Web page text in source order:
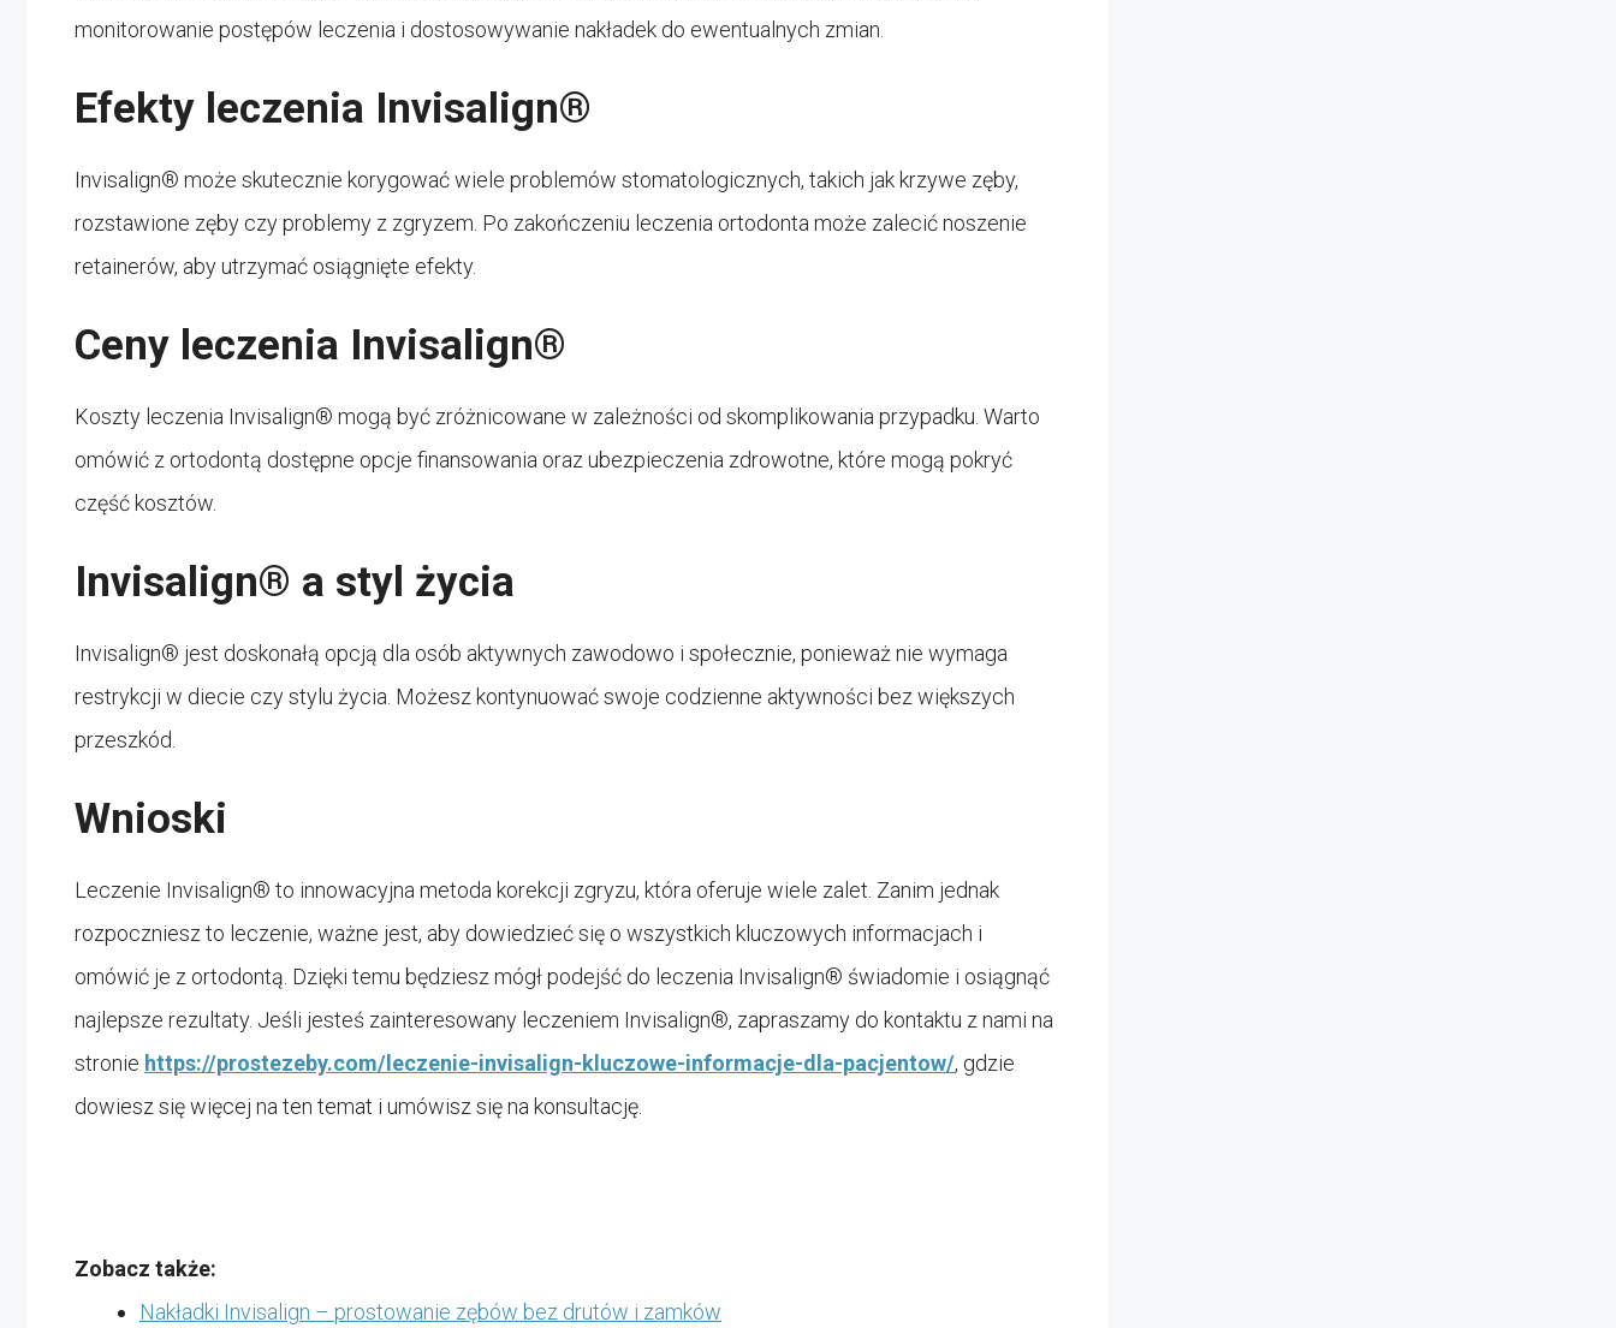
monitorowanie postępów leczenia i dostosowywanie nakładek do ewentualnych zmian.
Efekty leczenia Invisalign®
Invisalign® może skutecznie korygować wiele problemów stomatologicznych, takich jak krzywe zęby,
rozstawione zęby czy problemy z zgryzem. Po zakończeniu leczenia ortodonta może zalecić noszenie
retainerów, aby utrzymać osiągnięte efekty.
Ceny leczenia Invisalign®
Koszty leczenia Invisalign® mogą być zróżnicowane w zależności od skomplikowania przypadku. Warto
omówić z ortodontą dostępne opcje finansowania oraz ubezpieczenia zdrowotne, które mogą pokryć
część kosztów.
Invisalign® a styl życia
Invisalign® jest doskonałą opcją dla osób aktywnych zawodowo i społecznie, ponieważ nie wymaga
restrykcji w diecie czy stylu życia. Możesz kontynuować swoje codzienne aktywności bez większych
przeszkód.
Wnioski
Leczenie Invisalign® to innowacyjna metoda korekcji zgryzu, która oferuje wiele zalet. Zanim jednak
rozpoczniesz to leczenie, ważne jest, aby dowiedzieć się o wszystkich kluczowych informacjach i
omówić je z ortodontą. Dzięki temu będziesz mógł podejść do leczenia Invisalign® świadomie i osiągnąć
najlepsze rezultaty. Jeśli jesteś zainteresowany leczeniem Invisalign®, zapraszamy do kontaktu z nami na
stronie https://prostezeby.com/leczenie-invisalign-kluczowe-informacje-dla-pacjentow/, gdzie
dowiesz się więcej na ten temat i umówisz się na konsultację.
Zobacz także:
Nakładki Invisalign – prostowanie zębów bez drutów i zamków